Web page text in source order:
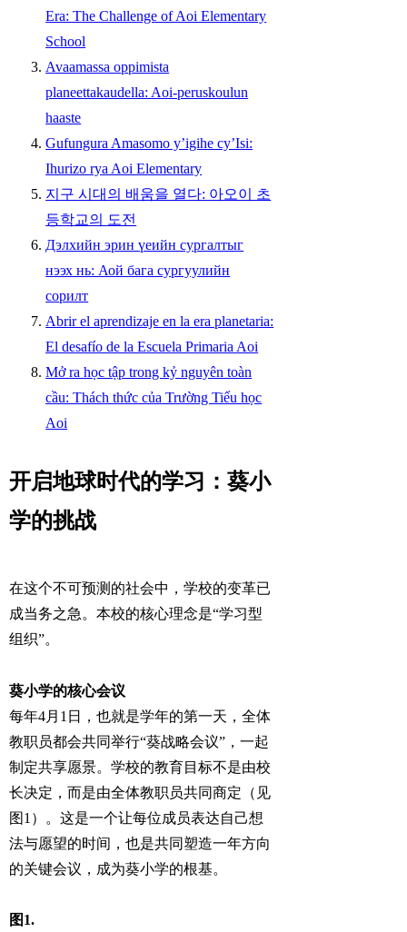
Era: The Challenge of Aoi Elementary
School
Avaamassa oppimista
planeettakaudella: Aoi-peruskoulun
haaste
Gufungura Amasomo y’igihe cy’Isi:
Ihurizo rya Aoi Elementary
지구 시대의 배움을 열다: 아오이 초
등학교의 도전
Дэлхийн эрин үеийн сургалтыг
нээх нь: Аой бага сургуулийн
сорилт
Abrir el aprendizaje en la era planetaria:
El desafío de la Escuela Primaria Aoi
Mở ra học tập trong kỷ nguyên toàn
cầu: Thách thức của Trường Tiểu học
Aoi
开启地球时代的学习：葵小
学的挑战
在这个不可预测的社会中，学校的变革已
成当务之急。本校的核心理念是“学习型
组织”。
葵小学的核心会议
每年4月1日，也就是学年的第一天，全体
教职员都会共同举行“葵战略会议”，一起
制定共享愿景。学校的教育目标不是由校
长决定，而是由全体教职员共同商定（见
图1）。这是一个让每位成员表达自己想
法与愿望的时间，也是共同塑造一年方向
的关键会议，成为葵小学的根基。
图1.